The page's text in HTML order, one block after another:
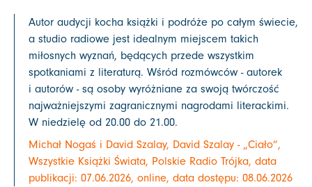
Autor audycji kocha książki i podróże po całym świecie,
a studio radiowe jest idealnym miejscem takich
miłosnych wyznań, będących przede wszystkim
spotkaniami z literaturą. Wśród rozmówców - autorek
i autorów - są osoby wyróżniane za swoją twórczość
najważniejszymi zagranicznymi nagrodami literackimi.
W niedzielę od 20.00 do 21.00.
Michał Nogaś i David Szalay, David Szalay - „Ciało”,
Wszystkie Książki Świata, Polskie Radio Trójka, data
publikacji: 07.06.2026, online, data dostępu: 08.06.2026